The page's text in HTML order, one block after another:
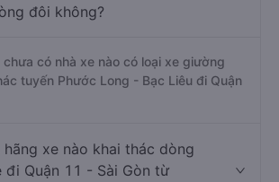
đôi không?
chưa có nhà xe nào có loại xe giường
tuyến Phước Long - Bạc Liêu đi Quận
hãng xe nào khai thác dòng
đi Quận 11 - Sài Gòn từ